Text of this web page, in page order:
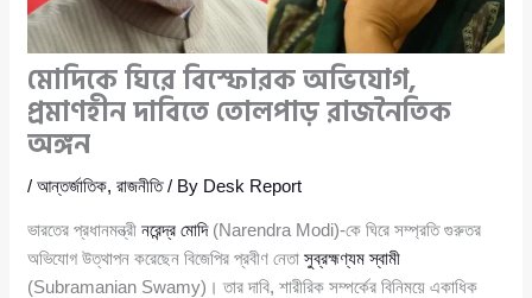
মোদিকে ঘিরে বিস্ফোরক অভিযোগ,
প্রমাণহীন দাবিতে তোলপাড় রাজনৈতিক
অঙ্গন
/আন্তর্জাতিক,রাজনীতি/ By Desk Report
ভারতের প্রধানমন্ত্রীনরেন্দ্র মোদি(Narendra Modi)-কে ঘিরে সম্প্রতি গুরুতর
অভিযোগ উত্থাপন করেছেন বিজেপির প্রবীণ নেতাসুব্রহ্মণ্যম স্বামী
(Subramanian Swamy)। তার দাবি, শারীরিক সম্পর্কের বিনিময়ে একাধিক